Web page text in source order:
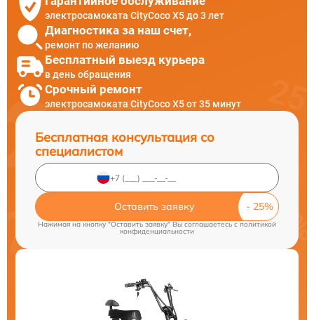
электросамоката CityCoco X5 до 3 лет
Диагностика за наш счет,
ремонт по желанию
Бесплатный выезд курьера
в день обращения
Срочный ремонт
электросамоката CityCoco X5 от 35 минут
Бесплатная консультация со
специалистом
Оставить заявку
Нажимая на кнопку "Оставить заявку" Вы соглашаетесь cполитикой
конфиденциальности